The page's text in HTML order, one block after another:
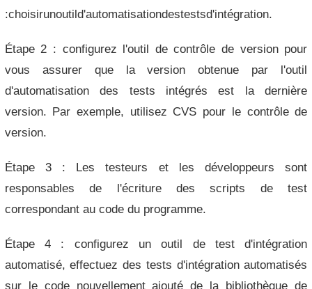
:choisirunoutild'automatisationdestestsd'intégration.
Étape 2 : configurez l'outil de contrôle de version pour
vous assurer que la version obtenue par l'outil
d'automatisation des tests intégrés est la dernière
version. Par exemple, utilisez CVS pour le contrôle de
version.
Étape 3 : Les testeurs et les développeurs sont
responsables de l'écriture des scripts de test
correspondant au code du programme.
Étape 4 : configurez un outil de test d'intégration
automatisé, effectuez des tests d'intégration automatisés
sur le code nouvellement ajouté de la bibliothèque de